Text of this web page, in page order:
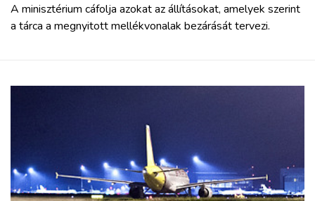
A minisztérium cáfolja azokat az állításokat, amelyek szerint
a tárca a megnyitott mellékvonalak bezárását tervezi.